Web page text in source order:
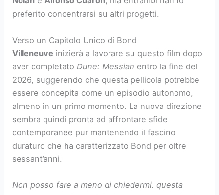
preferito concentrarsi su altri progetti.
Verso un Capitolo Unico di Bond
Villeneuve inizierà a lavorare su questo film dopo
aver completato Dune: Messiah entro la fine del
2026, suggerendo che questa pellicola potrebbe
essere concepita come un episodio autonomo,
almeno in un primo momento. La nuova direzione
sembra quindi pronta ad affrontare sfide
contemporanee pur mantenendo il fascino
duraturo che ha caratterizzato Bond per oltre
sessant’anni.
Non posso fare a meno di chiedermi: questa